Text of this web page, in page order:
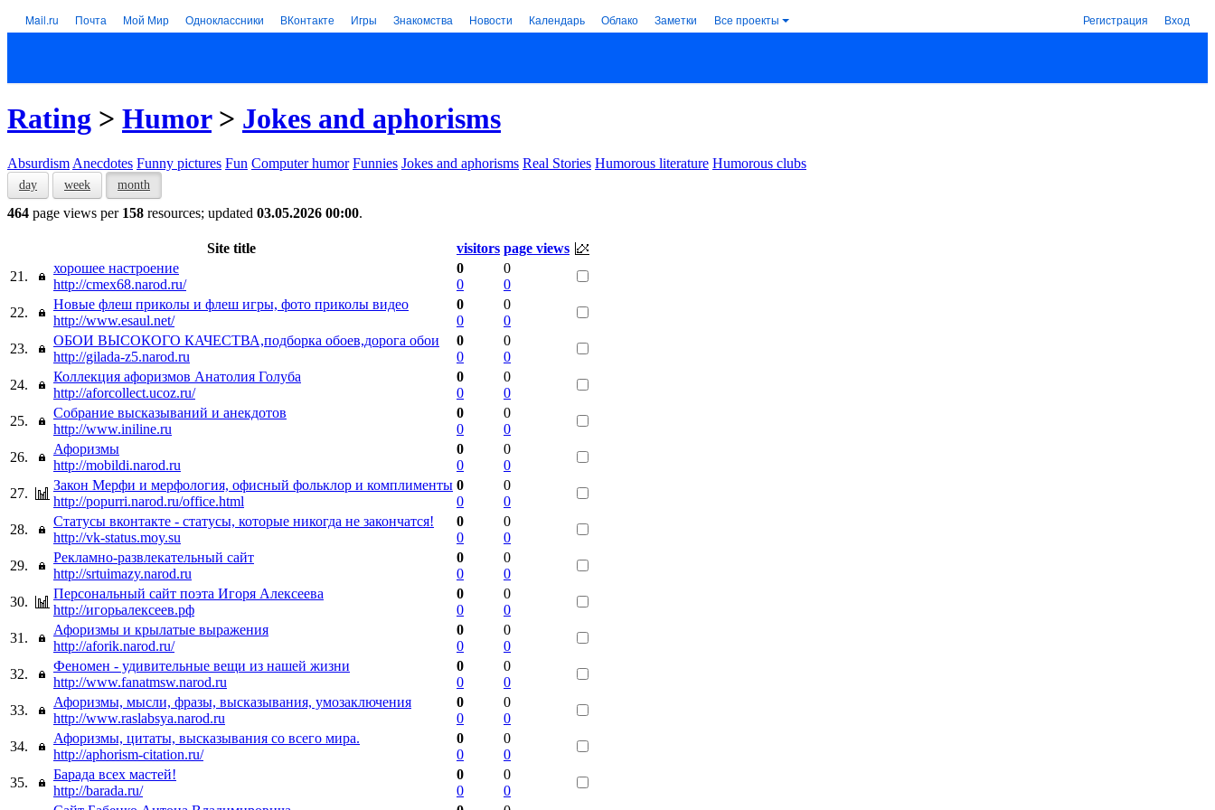
Mail.ru Почта Мой Мир Одноклассники ВКонтакте Игры Знакомства Новости Календарь Облако Заметки Все проекты Регистрация Вход
Rating > Humor> Jokes and aphorisms
Absurdism Anecdotes Funny pictures Fun Computer humor Funnies Jokes and aphorisms Real Stories Humorous literature Humorous clubs
day week month
464 page views per 158 resources; updated 03.05.2026 00:00.
Site title visitors page views
21.
хорошее настроение
http://cmex68.narod.ru/
0
0
0
0
22.
Новые флеш приколы и флеш игры, фото приколы видео
http://www.esaul.net/
0
0
0
0
23.
ОБОИ ВЫСОКОГО КАЧЕСТВА,подборка обоев,дорога обои
http://gilada-z5.narod.ru
0
0
0
0
24.
Коллекция афоризмов Анатолия Голуба
http://aforcollect.ucoz.ru/
0
0
0
0
25.
Собрание высказываний и анекдотов
http://www.iniline.ru
0
0
0
0
26.
Афоризмы
http://mobildi.narod.ru
0
0
0
0
27.
Закон Мерфи и мерфология, офисный фольклор и комплименты
http://popurri.narod.ru/office.html
0
0
0
0
28.
Статусы вконтакте - статусы, которые никогда не закончатся!
http://vk-status.moy.su
0
0
0
0
29.
Рекламно-развлекательный сайт
http://srtuimazy.narod.ru
0
0
0
0
30.
Персональный сайт поэта Игоря Алексеева
http://игорьалексеев.рф
0
0
0
0
31.
Афоризмы и крылатые выражения
http://aforik.narod.ru/
0
0
0
0
32.
Феномен - удивительные вещи из нашей жизни
http://www.fanatmsw.narod.ru
0
0
0
0
33.
Афоризмы, мысли, фразы, высказывания, умозаключения
http://www.raslabsya.narod.ru
0
0
0
0
34.
Афоризмы, цитаты, высказывания со всего мира.
http://aphorism-citation.ru/
0
0
0
0
35.
Барада всех мастей!
http://barada.ru/
0
0
0
0